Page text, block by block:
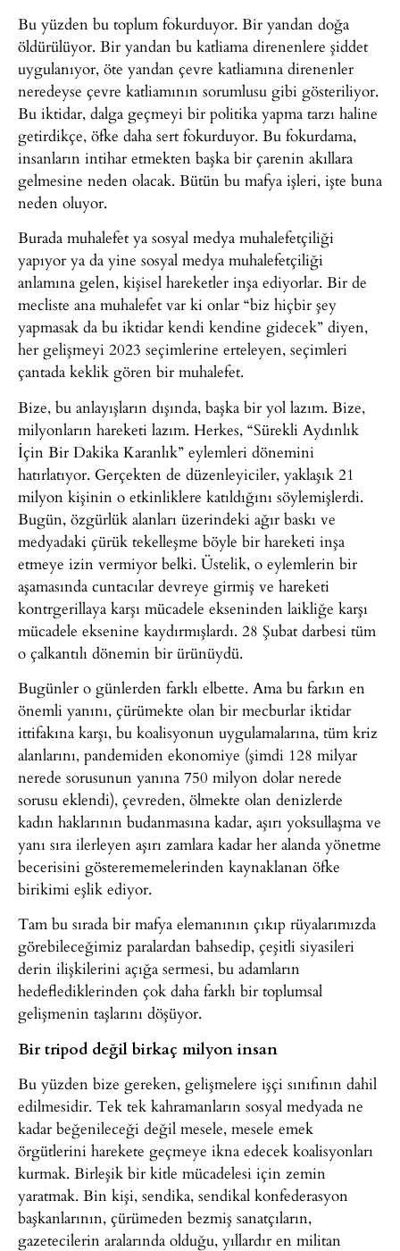
Bu yüzden bu toplum fokurduyor. Bir yandan doğa
öldürülüyor. Bir yandan bu katliama direnenlere şiddet
uygulanıyor, öte yandan çevre katliamına direnenler
neredeyse çevre katliamının sorumlusu gibi gösteriliyor.
Bu iktidar, dalga geçmeyi bir politika yapma tarzı haline
getirdikçe, öfke daha sert fokurduyor. Bu fokurdama,
insanların intihar etmekten başka bir çarenin akıllara
gelmesine neden olacak. Bütün bu mafya işleri, işte buna
neden oluyor.
Burada muhalefet ya sosyal medya muhalefetçiliği
yapıyor ya da yine sosyal medya muhalefetçiliği
anlamına gelen, kişisel hareketler inşa ediyorlar. Bir de
mecliste ana muhalefet var ki onlar “biz hiçbir şey
yapmasak da bu iktidar kendi kendine gidecek” diyen,
her gelişmeyi 2023 seçimlerine erteleyen, seçimleri
çantada keklik gören bir muhalefet.
Bize, bu anlayışların dışında, başka bir yol lazım. Bize,
milyonların hareketi lazım. Herkes, “Sürekli Aydınlık
İçin Bir Dakika Karanlık” eylemleri dönemini
hatırlatıyor. Gerçekten de düzenleyiciler, yaklaşık 21
milyon kişinin o etkinliklere katıldığını söylemişlerdi.
Bugün, özgürlük alanları üzerindeki ağır baskı ve
medyadaki çürük tekelleşme böyle bir hareketi inşa
etmeye izin vermiyor belki. Üstelik, o eylemlerin bir
aşamasında cuntacılar devreye girmiş ve hareketi
kontrgerillaya karşı mücadele ekseninden laikliğe karşı
mücadele eksenine kaydırmışlardı. 28 Şubat darbesi tüm
o çalkantılı dönemin bir ürünüydü.
Bugünler o günlerden farklı elbette. Ama bu farkın en
önemli yanını, çürümekte olan bir mecburlar iktidar
ittifakına karşı, bu koalisyonun uygulamalarına, tüm kriz
alanlarını, pandemiden ekonomiye (şimdi 128 milyar
nerede sorusunun yanına 750 milyon dolar nerede
sorusu eklendi), çevreden, ölmekte olan denizlerde
kadın haklarının budanmasına kadar, aşırı yoksullaşma ve
yanı sıra ilerleyen aşırı zamlara kadar her alanda yönetme
becerisini gösterememelerinden kaynaklanan öfke
birikimi eşlik ediyor.
Tam bu sırada bir mafya elemanının çıkıp rüyalarımızda
görebileceğimiz paralardan bahsedip, çeşitli siyasileri
derin ilişkilerini açığa sermesi, bu adamların
hedeflediklerinden çok daha farklı bir toplumsal
gelişmenin taşlarını döşüyor.
Bir tripod değil birkaç milyon insan
Bu yüzden bize gereken, gelişmelere işçi sınıfının dahil
edilmesidir. Tek tek kahramanların sosyal medyada ne
kadar beğenileceği değil mesele, mesele emek
örgütlerini harekete geçmeye ikna edecek koalisyonları
kurmak. Birleşik bir kitle mücadelesi için zemin
yaratmak. Bin kişi, sendika, sendikal konfederasyon
başkanlarının, çürümeden bezmiş sanatçıların,
gazetecilerin aralarında olduğu, yıllardır en militan